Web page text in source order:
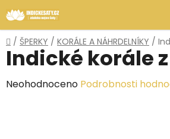
na
obsah
Domů
/ ŠPERKY / KORÁLE A NÁHRDELNÍKY /
Indické korále
Průměrné
Neohodnoceno Podrobnosti